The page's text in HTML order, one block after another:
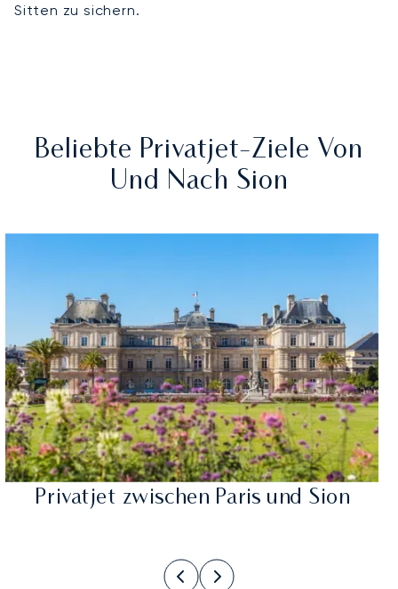
Sitten zu sichern.
Beliebte Privatjet-Ziele Von
Und Nach Sion
Privatjet zwischen Paris und Sion